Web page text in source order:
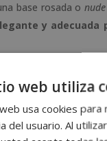
base rosada onude
y adecuada
, perfectas para
atrevido. Este
y ocasiones en
web utiliza
usa cookies para
del usuario. Al